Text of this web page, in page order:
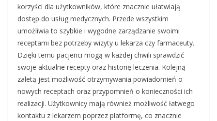
korzyści dla użytkowników, które znacznie ułatwiają
dostęp do usług medycznych. Przede wszystkim
umożliwia to szybkie i wygodne zarządzanie swoimi
receptami bez potrzeby wizyty u lekarza czy farmaceuty.
Dzięki temu pacjenci mogą w każdej chwili sprawdzić
swoje aktualne recepty oraz historię leczenia. Kolejną
zaletą jest możliwość otrzymywania powiadomień o
nowych receptach oraz przypomnień o konieczności ich
realizacji. Użytkownicy mają również możliwość łatwego
kontaktu z lekarzem poprzez platformę, co znacznie